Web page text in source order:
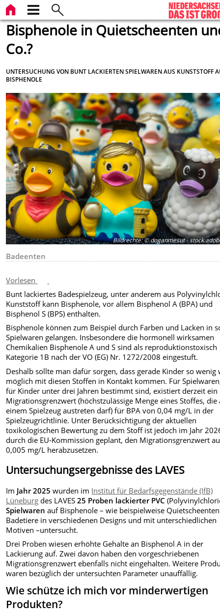
Bisphenole in Quietscheenten
Co.?
UNTERSUCHUNG VON BUNT LACKIERTEN SPIELWAREN AUS KUNSTSTOFF
BISPHENOLE
Bildrechte:© doganmesut -
Badeenten
Vorlesen
Bunt lackiertes Badespielzeug, unter anderem aus
Kunststoff kann Bisphenole, vor allem Bisphenol A (BPA) und
Bisphenol S (BPS) enthalten.
Bisphenole können zum Beispiel durch Farben und Lacken in
Spielwaren gelangen. Insbesondere die hormonell wirksamen
Chemikalien Bisphenole A und S sind als reproduktionstoxisch
Kategorie 1B nach der VO (EG) Nr. 1272/2008 eingestuft.
Deshalb sollte man dafür sorgen, dass gerade Kinder so wenig
möglich mit diesen Stoffen in Kontakt kommen. Für
für Kinder unter drei Jahren bestimmt sind, existiert derzeit ein
Migrationsgrenzwert (höchstzulässige Menge eines Stoffes, die
einem Spielzeug austreten darf) für BPA von 0,04 mg/L in der
Spielzeugrichtlinie. Unter Berücksichtigung der aktuellen
toxikologischen Bewertung zu dem Stoff ist jedoch im Jahr
durch die EU-Kommission geplant, den Migrationsgrenzwert
0,005 mg/L herabzusetzen.
Untersuchungsergebnisse des LAVES
Im Jahr 2025 wurden im Institut für Bedarfsgegenstände (IfB)
Lüneburg des LAVES25 Proben lackierter PVC
Spielwaren auf Bisphenole – wie beispielweise
Badetiere in verschiedenen Designs und mit unterschiedlichen
Motiven –untersucht.
Drei Proben wiesen erhöhte Gehalte an Bisphenol A in der
Lackierung auf. Zwei davon haben den vorgeschriebenen
Migrationsgrenzwert ebenfalls nicht eingehalten. Weitere
waren bezüglich der untersuchten Parameter unauffällig.
Wie schütze ich mich vor minderwertigen
Produkten?